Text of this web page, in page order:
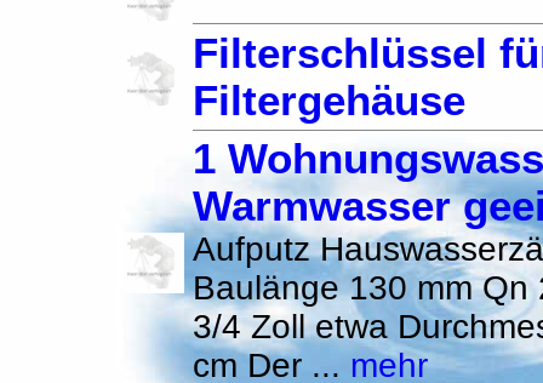
Filterschlüssel
Filtergehäuse
1
Warmwasser
Aufputz
Baulänge 130 mm Qn
3/4 Zoll etwa
cm Der ... mehr